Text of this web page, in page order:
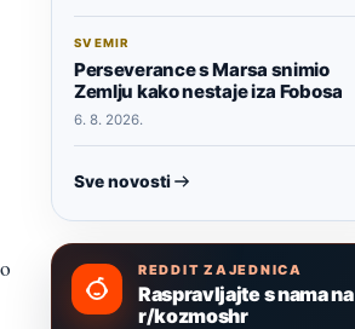
SVEMIR
Perseverance s Marsa snimio
Zemlju kako nestaje iza Fobosa
6. 8. 2026.
Sve novosti
REDDIT ZAJEDNICA
Raspravljajte s nama na
r/kozmoshr